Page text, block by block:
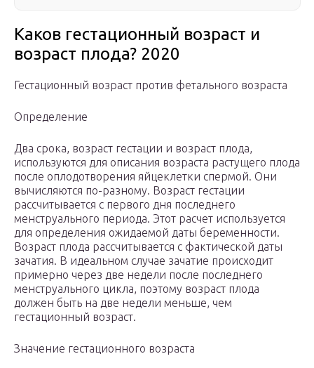
Каков гестационный возраст и
возраст плода? 2020
Гестационный возраст против фетального возраста
Определение
Два срока, возраст гестации и возраст плода,
используются для описания возраста растущего плода
после оплодотворения яйцеклетки спермой. Они
вычисляются по-разному. Возраст гестации
рассчитывается с первого дня последнего
менструального периода. Этот расчет используется
для определения ожидаемой даты беременности.
Возраст плода рассчитывается с фактической даты
зачатия. В идеальном случае зачатие происходит
примерно через две недели после последнего
менструального цикла, поэтому возраст плода
должен быть на две недели меньше, чем
гестационный возраст.
Значение гестационного возраста